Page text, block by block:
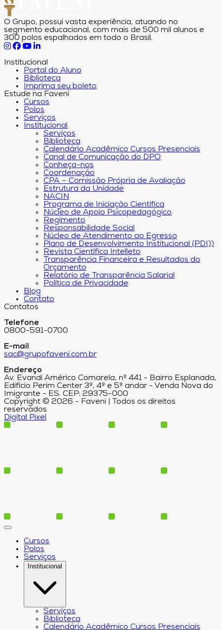
O Grupo, possui vasta experiência, atuando no
segmento educacional, com mais de 500 mil alunos e
300 polos espalhados em todo o Brasil.
Institucional
Portal do Aluno
Biblioteca
Imprima seu boleto
Estude na Faveni
Cursos
Polos
Serviços
Institucional
Serviços
Biblioteca
Calendário Acadêmico Cursos Presenciais
Canal de Comunicação do DPO
Conheça-nos
Coordenação
CPA – Comissão Própria de Avaliação
Estrutura da Unidade
NACIN
Programa de Iniciação Científica
Núcleo de Apoio Psicopedagógico
Regimento
Responsabilidade Social
Núcleo de Atendimento ao Egresso
Plano de Desenvolvimento Institucional (PDI))
Revista Científica Intelleto
Transparência Financeira e Resultados do
Orçamento
Relatório de Transparência Salarial
Política de Privacidade
Blog
Contato
Contatos
Telefone
0800-591-0700
E-mail
sac@grupofaveni.com.br
Endereço
Av. Evandi Américo Comarela, nº 441 - Bairro Esplanada,
Edifício Perim Center 3º, 4º e 5º andar - Venda Nova do
Imigrante - ES. CEP: 29375-000
Copyright © 2026 - Faveni | Todos os direitos
reservados
Digital Pixel
Cursos
Polos
Serviços
Institucional
Serviços
Biblioteca
Calendário Acadêmico Cursos Presenciais